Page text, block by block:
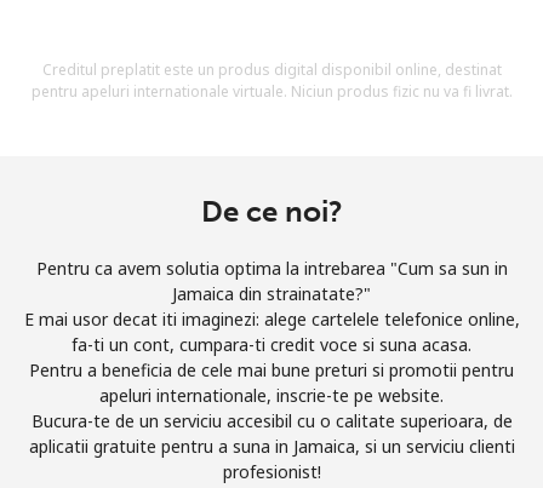
Inregistreaza-te
Buna!
Logheaza-te sauCREEAZA CONT NOU →
Creditul preplatit este un produs digital disponibil online, destinat
pentru apeluri internationale virtuale. Niciun produs fizic nu va fi livrat.
De ce noi?
Pentru ca avem solutia optima la intrebarea "Cum sa sun in
Jamaica din strainatate?"
E mai usor decat iti imaginezi: alege cartelele telefonice online,
fa-ti un cont, cumpara-ti credit voce si suna acasa.
Pentru a beneficia de cele mai bune preturi si promotii pentru
apeluri internationale, inscrie-te pe website.
Bucura-te de un serviciu accesibil cu o calitate superioara, de
aplicatii gratuite pentru a suna in Jamaica, si un serviciu clienti
profesionist!